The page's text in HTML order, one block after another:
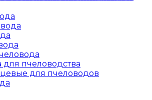
пчеловодства
для пчеловодов